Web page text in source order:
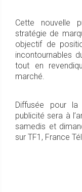
Cette nouvelle
stratégie de
objectif de
incontournables
tout en
marché.
Diffusée pour
publicité sera à
samedis et
sur TF1, France